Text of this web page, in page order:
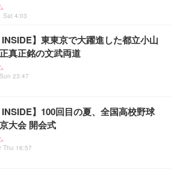
Sat 4:03
INSIDE】東東京で大躍進した都立小山
真正銘の文武両道
23:47
INSIDE】100回目の夏、全国高校野球
大会 開会式
Thu 16:57